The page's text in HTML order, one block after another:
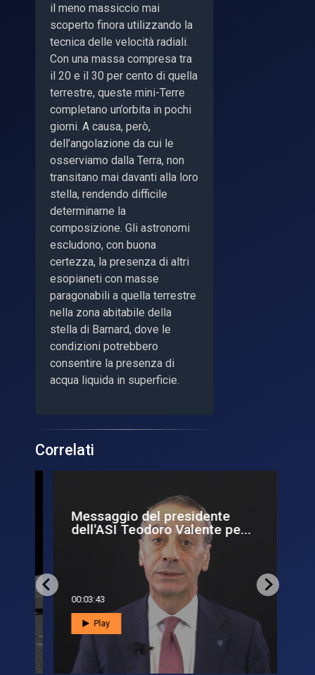
il meno massiccio mai
scoperto finora utilizzando la
tecnica delle velocità radiali.
Con una massa compresa tra
il 20 e il 30 per cento di quella
terrestre, queste mini-Terre
completano un’orbita in pochi
giorni. A causa, però,
dell’angolazione da cui le
osserviamo dalla Terra, non
transitano mai davanti alla loro
stella, rendendo difficile
determinarne la
composizione. Gli astronomi
escludono, con buona
certezza, la presenza di altri
esopianeti con masse
paragonabili a quella terrestre
nella zona abitabile della
stella di Barnard, dove le
condizioni potrebbero
consentire la presenza di
acqua liquida in superficie.
Correlati
Messaggio del presidente
dell'ASI Teodoro Valente pe...
00:03:43
Play